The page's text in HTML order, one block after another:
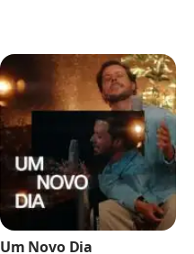
Um Novo Dia